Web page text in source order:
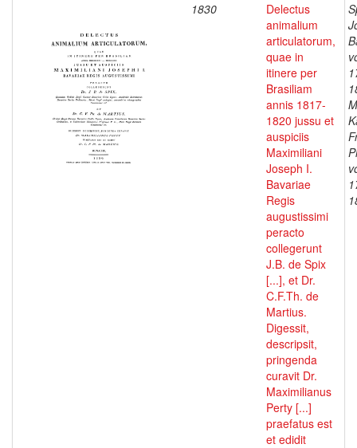
1830
Delectus
animalium
articulatorum,
quae in
itinere per
Brasiliam
annis 1817-
1820 jussu et
auspiciis
Maximiliani
Joseph I.
Bavariae
Regis
augustissimi
peracto
collegerunt
J.B. de Spix
[...], et Dr.
C.F.Th. de
Martius.
Digessit,
descripsit,
pringenda
curavit Dr.
Maximilianus
Perty [...]
praefatus est
et edidit